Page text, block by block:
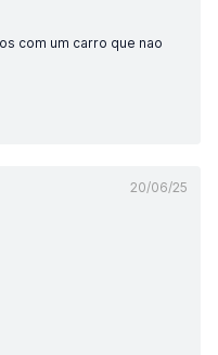
com um carro que nao
20/06/25